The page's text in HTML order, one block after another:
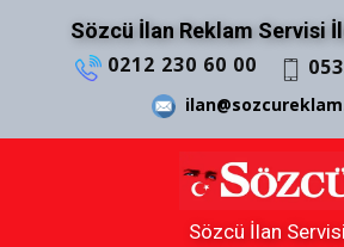
Sözcü İlan Reklam Servisi
0212 230 60 00
Sözcü İlan Servisi